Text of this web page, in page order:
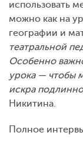
использовать
можно как на
географии и
театральной
Особенно
урока — чтобы
искра
Никитина.
Полное